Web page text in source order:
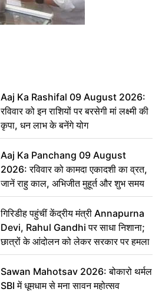
Aaj Ka Rashifal 09 August 2026:
रविवार को इन राशियों पर बरसेगी मां लक्ष्मी की
कृपा, धन लाभ के बनेंगे योग
Aaj Ka Panchang 09 August
2026: रविवार को कामदा एकादशी का व्रत,
जानें राहु काल, अभिजीत मुहूर्त और शुभ समय
गिरिडीह पहुंचीं केंद्रीय मंत्री Annapurna
Devi, Rahul Gandhi पर साधा निशाना;
छात्रों के आंदोलन को लेकर सरकार पर हमला
Sawan Mahotsav 2026: बोकारो थर्मल
SBI में धूमधाम से मना सावन महोत्सव